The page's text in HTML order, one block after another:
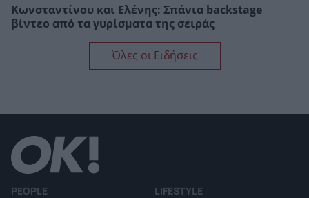
Κωνσταντίνου και Ελένης: Σπάνια backstage
βίντεο από τα γυρίσματα της σειράς
Όλες οι Ειδήσεις
PEOPLE LIFESTYLE